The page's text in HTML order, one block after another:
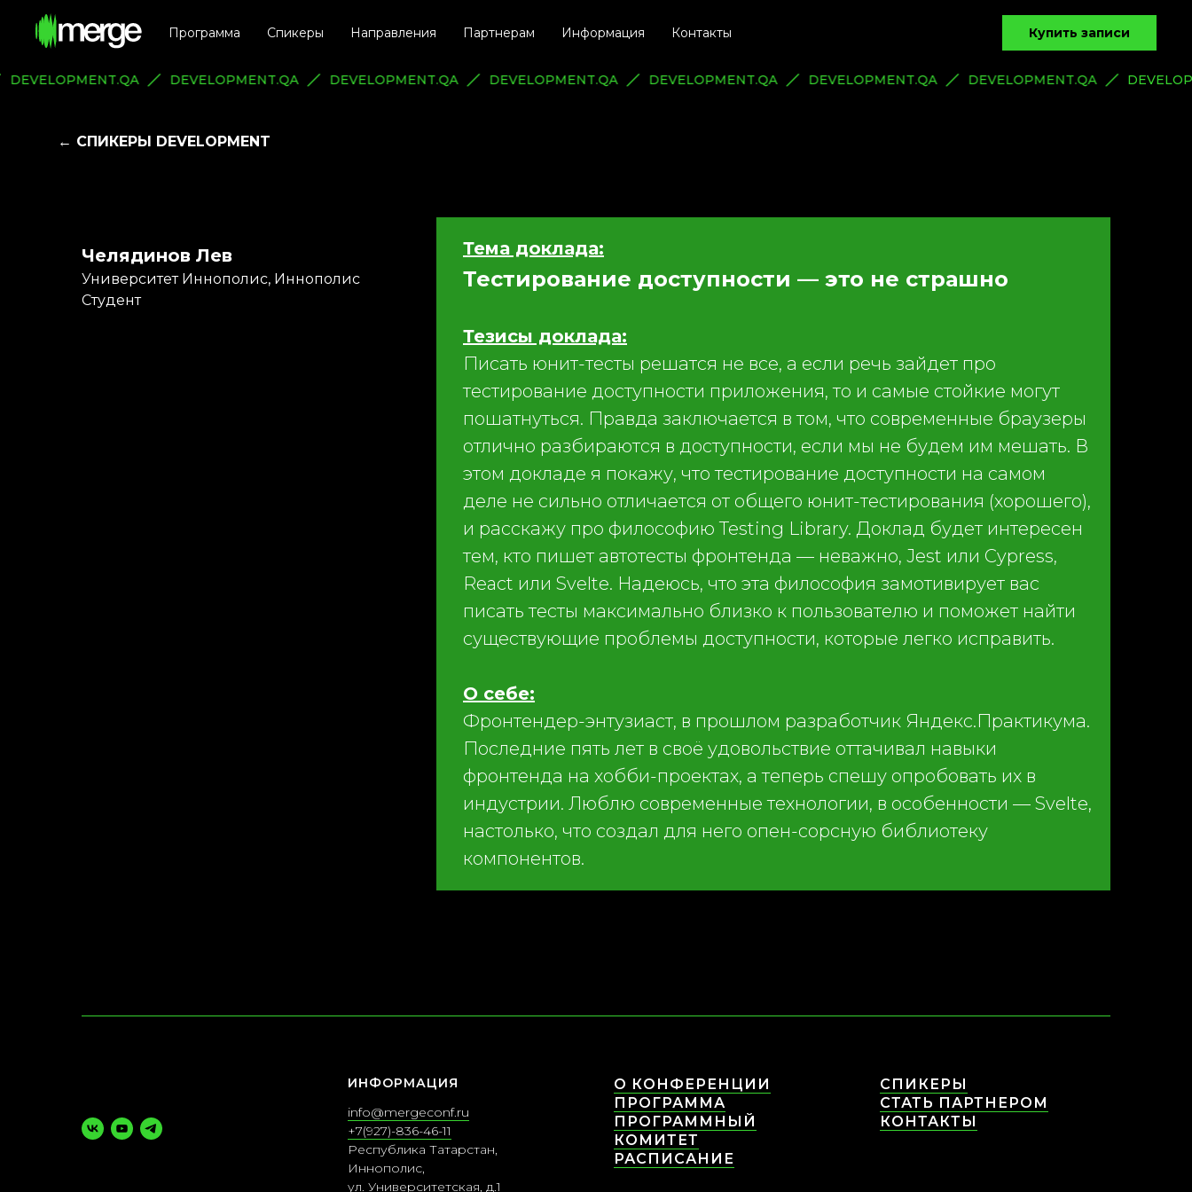
Программа Спикеры Направления Партнерам Информация Контакты Купить записи
DEVELOPMENT.QA DEVELOPMENT.QA DEVELOPMENT.QA DEVELOPMENT.QA DEVELOPMENT.QA DEVELOPMENT.QA DEVELOPMENT.QA
← СПИКЕРЫ DEVELOPMENT
Челядинов Лев
Университет Иннополис, Иннополис
Студент
Тема доклада:
Тестирование доступности — это не страшно
Тезисы доклада:
Писать юнит-тесты решатся не все, а если речь зайдет про
тестирование доступности приложения, то и самые стойкие могут
пошатнуться. Правда заключается в том, что современные браузеры
отлично разбираются в доступности, если мы не будем им мешать. В
этом докладе я покажу, что тестирование доступности на самом
деле не сильно отличается от общего юнит-тестирования (хорошего),
и расскажу про философию Testing Library. Доклад будет интересен
тем, кто пишет автотесты фронтенда — неважно, Jest или Cypress,
React или Svelte. Надеюсь, что эта философия замотивирует вас
писать тесты максимально близко к пользователю и поможет найти
существующие проблемы доступности, которые легко исправить.
О себе:
Фронтендер-энтузиаст, в прошлом разработчик Яндекс.Практикума.
Последние пять лет в своё удовольствие оттачивал навыки
фронтенда на хобби-проектах, а теперь спешу опробовать их в
индустрии. Люблю современные технологии, в особенности — Svelte,
настолько, что создал для него опен-сорсную библиотеку
компонентов.
ИНФОРМАЦИЯ
info@mergeconf.ru
+7(927)-836-46-11
Республика Татарстан,
Иннополис,
ул. Университетская, д.1
О КОНФЕРЕНЦИИ
ПРОГРАММА
ПРОГРАММНЫЙ
КОМИТЕТ
РАСПИСАНИЕ
СПИКЕРЫ
СТАТЬ ПАРТНЕРОМ
КОНТАКТЫ